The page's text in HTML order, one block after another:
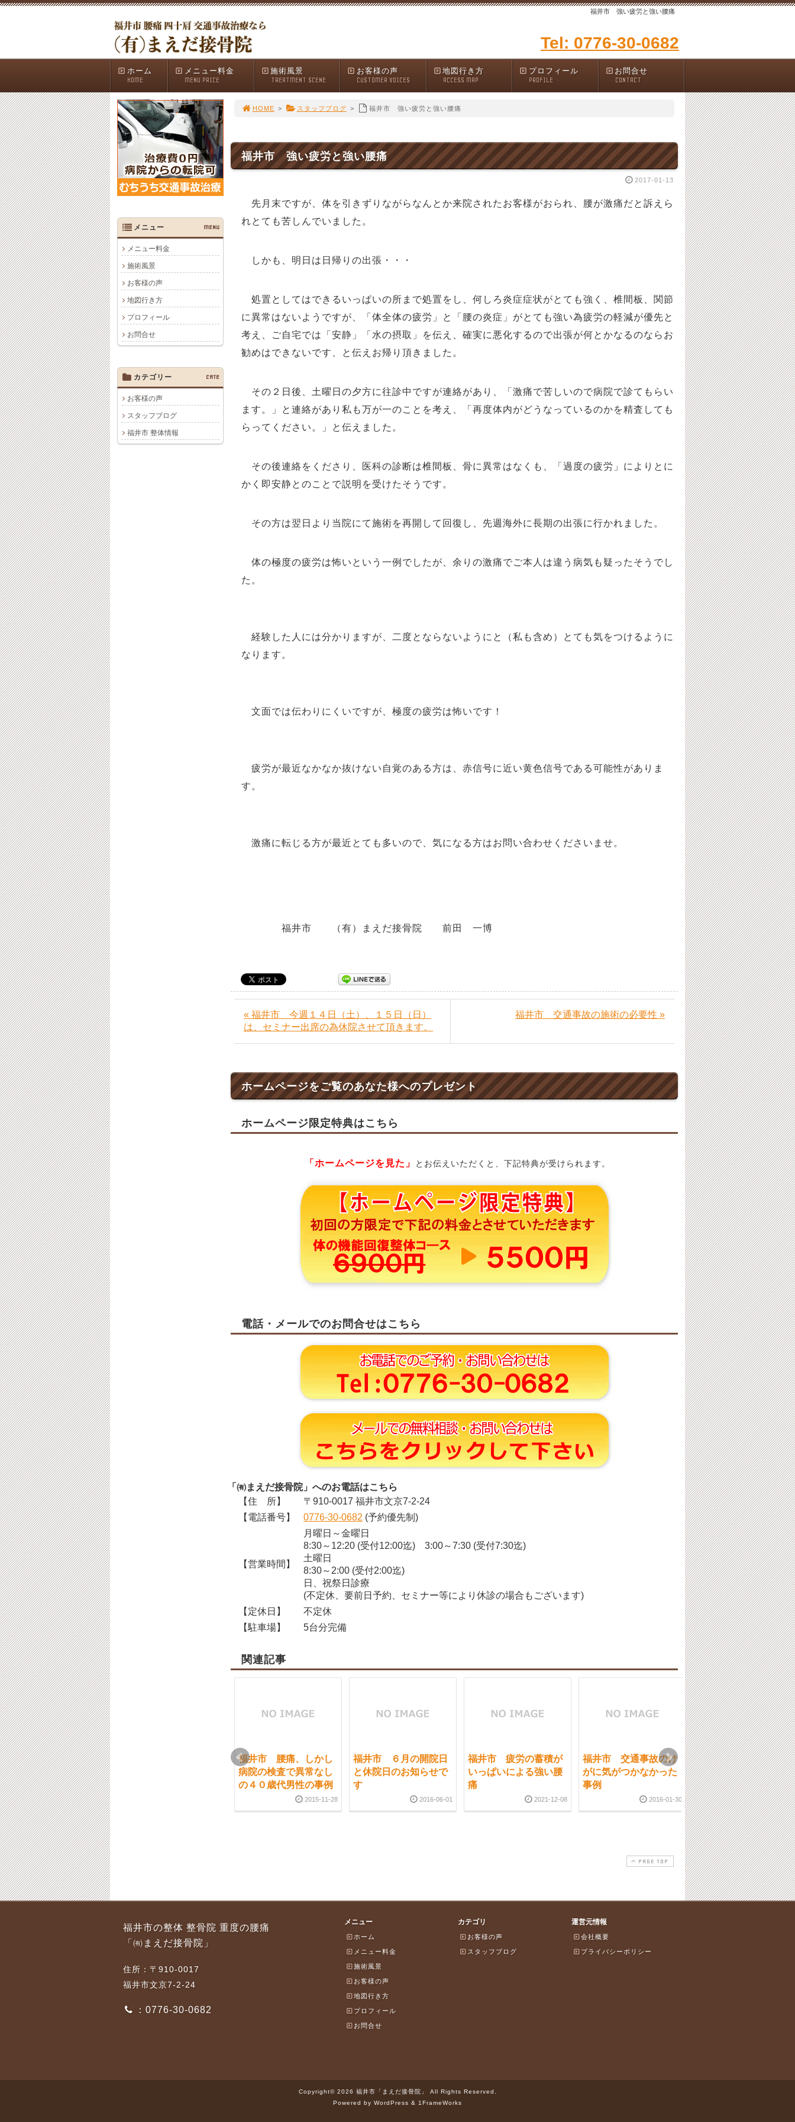
福井市 強い疲労と強い腰痛
Tel: 0776-30-0682
ホーム
HOME
メニュー料金
MENU PRICE
施術風景
TREATMENT SCENE
お客様の声
CUSTOMER VOICES
地図行き方
ACCESS MAP
プロフィール
PROFILE
お問合せ
CONTACT
HOME > スタッフブログ > 福井市 強い疲労と強い腰痛
福井市 強い疲労と強い腰痛
2017-01-13
先月末ですが、体を引きずりながらなんとか来院されたお客様がおられ、腰が激痛だと訴えら
れとても苦しんでいました。
しかも、明日は日帰りの出張・・・
処置としてはできるいっぱいの所まで処置をし、何しろ炎症症状がとても強く、椎間板、関節
に異常はないようですが、「体全体の疲労」と「腰の炎症」がとても強い為疲労の軽減が優先と
考え、ご自宅では「安静」「水の摂取」を伝え、確実に悪化するので出張が何とかなるのならお
勧めはできないです、と伝えお帰り頂きました。
その２日後、土曜日の夕方に往診中ですが連絡があり、「激痛で苦しいので病院で診てもらい
ます。」と連絡があり私も万が一のことを考え、「再度体内がどうなっているのかを精査しても
らってください。」と伝えました。
その後連絡をくださり、医科の診断は椎間板、骨に異常はなくも、「過度の疲労」によりとに
かく即安静とのことで説明を受けたそうです。
その方は翌日より当院にて施術を再開して回復し、先週海外に長期の出張に行かれました。
体の極度の疲労は怖いという一例でしたが、余りの激痛でご本人は違う病気も疑ったそうでし
た。
経験した人には分かりますが、二度とならないようにと（私も含め）とても気をつけるように
なります。
文面では伝わりにくいですが、極度の疲労は怖いです！
疲労が最近なかなか抜けない自覚のある方は、赤信号に近い黄色信号である可能性がありま
す。
激痛に転じる方が最近とても多いので、気になる方はお問い合わせくださいませ。
福井市 （有）まえだ接骨院 前田 一博
« 福井市 今週１４日（土）、１５日（日）
は、セミナー出席の為休院させて頂きます。
福井市 交通事故の施術の必要性 »
ホームページをご覧のあなた様へのプレゼント
ホームページ限定特典はこちら
「ホームページを見た」 とお伝えいただくと、下記特典が受けられます。
電話・メールでのお問合せはこちら
「㈲まえだ接骨院」へのお電話はこちら
【住 所】
〒910-0017 福井市文京7-2-24
【電話番号】
0776-30-0682 (予約優先制)
【営業時間】
月曜日～金曜日
8:30～12:20 (受付12:00迄) 3:00～7:30 (受付7:30迄)
土曜日
8:30～2:00 (受付2:00迄)
日、祝祭日診療
(不定休、要前日予約、セミナー等により休診の場合もございます)
【定休日】
不定休
【駐車場】
5台分完備
関連記事
福井市 追突事故後病
院で痛むのに異常なし
と言われたのですが、
治療できないのでしょ
うか？
2021-09-30
福井市 腰痛、しかし
病院の検査で異常なし
の４０歳代男性の事例
2015-11-28
福井市 ６月の開院日
と休院日のお知らせで
す
2016-06-01
福井市 疲労の蓄積が
いっぱいによる強い腰
痛
2021-12-08
福井市 交通事故のけ
がに気がつかなかった
事例
2016-01-30
福井市 強い腰痛等の
患者様の選択肢
2020-02-
患者様の選択肢
2020-02-17
PAGE TOP
メニュー MENU
メニュー料金
施術風景
お客様の声
地図行き方
プロフィール
お問合せ
カテゴリー CATE
お客様の声
スタッフブログ
福井市 整体情報
福井市の整体 整骨院 重度の腰痛
「㈲まえだ接骨院」
住所：〒910-0017
福井市文京7-2-24
：0776-30-0682
メニュー
ホーム
メニュー料金
施術風景
お客様の声
地図行き方
プロフィール
お問合せ
カテゴリ
お客様の声
スタッフブログ
運営元情報
会社概要
プライバシーポリシー
Copyright© 2026 福井市「まえだ接骨院」 All Rights Reserved.
Powered by WordPress & 1FrameWorks